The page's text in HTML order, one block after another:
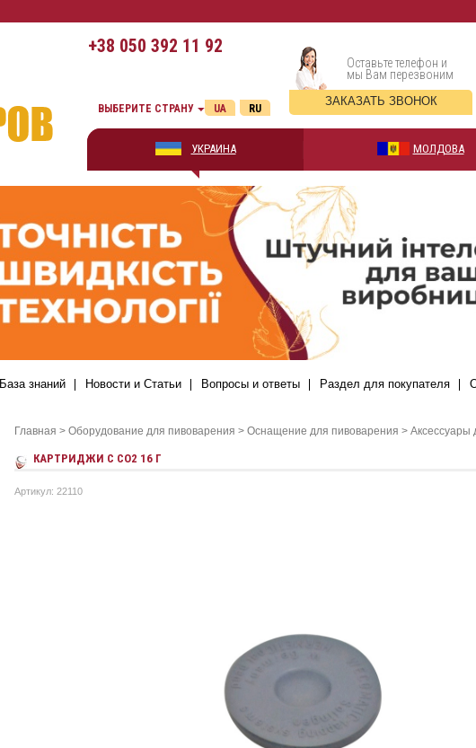
+38 050 392 11 92
Оставьте телефон и
мы Вам перезвоним
ЗАКАЗАТЬ ЗВОНОК
ВЫБЕРИТЕ СТРАНУ RU
UA
УКРАИНА МОЛДОВА
База знаний Новости и Статьи Вопросы и ответы Раздел для покупателя
Главная > Оборудование для пивоварения > Оснащение для пивоварения > Аксессуары
КАРТРИДЖИ С CO2 16 Г
Артикул: 22110